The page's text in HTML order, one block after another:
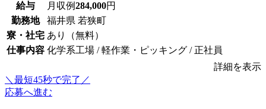
給与 月収例284,000円
勤務地
福井県 若狭町
寮・社宅 あり（無料）
仕事内容 化学系工場 / 軽作業・ピッキング / 正社員
詳細を表示
＼最短45秒で完了／
応募へ進む